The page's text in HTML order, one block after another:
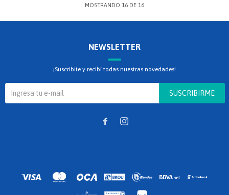
MOSTRANDO 16 DE 16
NEWSLETTER
¡Suscribite y recibí todas nuestras novedades!
SUSCRIBIRME
 